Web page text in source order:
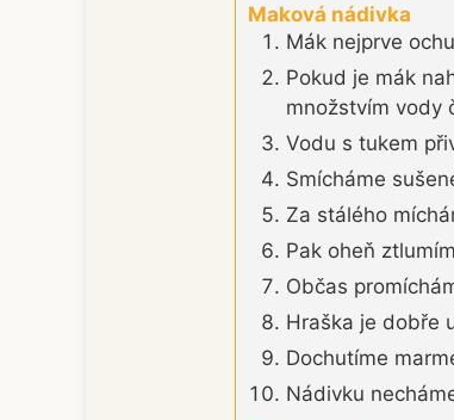
Maková nádivka
Mák nejprve
Pokud je mák
množstvím vody
Vodu s tukem
Smícháme
Za stálého
Pak oheň
Občas
Hraška je dobře
Dochutíme
Nádivku